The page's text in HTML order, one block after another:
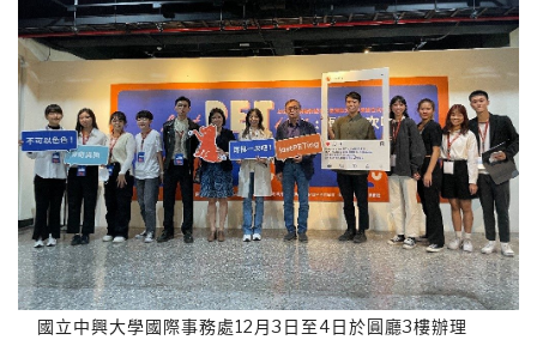
國立中興大學國際事務處12月3日至4日於圓廳3樓辦理